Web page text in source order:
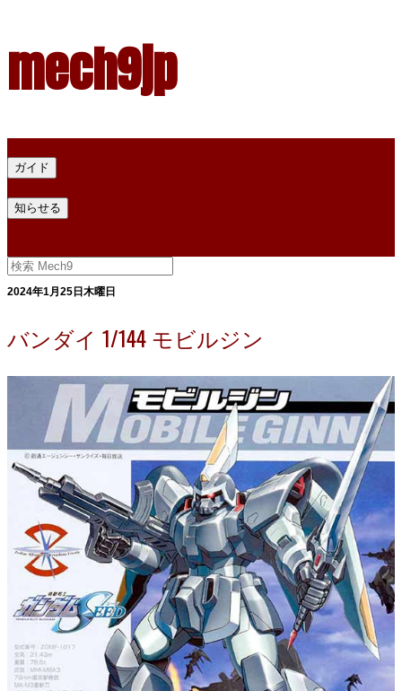
mech9jp
ガイド
知らせる
2024年1月25日木曜日
バンダイ 1/144 モビルジン